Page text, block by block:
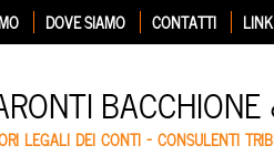
DOVE SIAMO CONTATTI LINK
LEGALI DEI CONTI – CONSULENTI